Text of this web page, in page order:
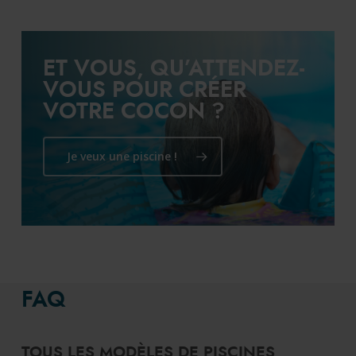
ET VOUS, QU’ATTENDEZ-
VOUS POUR CRÉER
VOTRE COCON ?
Je veux une piscine !
FAQ